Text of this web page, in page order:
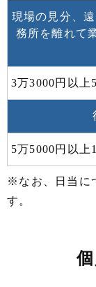
現場の見分、
務所を離れて
3万3000円以上
5万5000円以上
※なお、日当に
す。